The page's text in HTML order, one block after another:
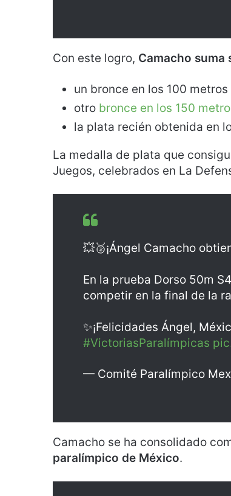
Con este logro, Camacho suma
un bronce en los 100 metros
otro bronce en los 150
la plata recién obtenida en
La medalla de plata que
Juegos, celebrados en La
💥🥈¡Ángel Camacho
En la prueba Dorso 50m
competir en la final de la
✨¡Felicidades Ángel,
#VictoriasParalímpicas
— Comité Paralímpico
Camacho se ha consolidado
paralímpico de México.